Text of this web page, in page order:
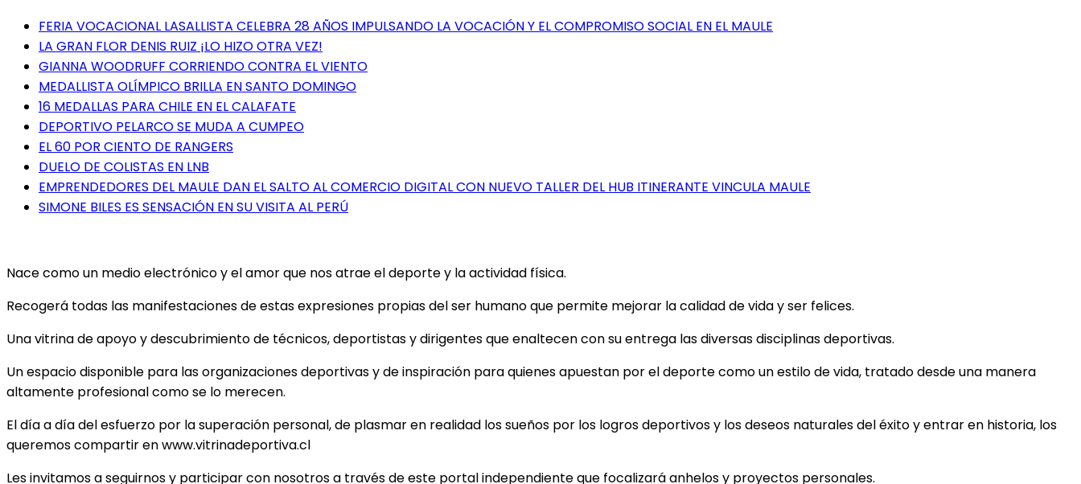
FERIA VOCACIONAL LASALLISTA CELEBRA 28 AÑOS IMPULSANDO LA VOCACIÓN Y EL COMPROMISO SOCIAL EN EL MAULE
LA GRAN FLOR DENIS RUIZ ¡LO HIZO OTRA VEZ!
GIANNA WOODRUFF CORRIENDO CONTRA EL VIENTO
MEDALLISTA OLÍMPICO BRILLA EN SANTO DOMINGO
16 MEDALLAS PARA CHILE EN EL CALAFATE
DEPORTIVO PELARCO SE MUDA A CUMPEO
EL 60 POR CIENTO DE RANGERS
DUELO DE COLISTAS EN LNB
EMPRENDEDORES DEL MAULE DAN EL SALTO AL COMERCIO DIGITAL CON NUEVO TALLER DEL HUB ITINERANTE VINCULA MAULE
SIMONE BILES ES SENSACIÓN EN SU VISITA AL PERÚ
Nace como un medio electrónico y el amor que nos atrae el deporte y la actividad física.
Recogerá todas las manifestaciones de estas expresiones propias del ser humano que permite mejorar la calidad de vida y ser felices.
Una vitrina de apoyo y descubrimiento de técnicos, deportistas y dirigentes que enaltecen con su entrega las diversas disciplinas deportivas.
Un espacio disponible para las organizaciones deportivas y de inspiración para quienes apuestan por el deporte como un estilo de vida, tratado desde una manera
altamente profesional como se lo merecen.
El día a día del esfuerzo por la superación personal, de plasmar en realidad los sueños por los logros deportivos y los deseos naturales del éxito y entrar en historia, los
queremos compartir en www.vitrinadeportiva.cl
Les invitamos a seguirnos y participar con nosotros a través de este portal independiente que focalizará anhelos y proyectos personales.